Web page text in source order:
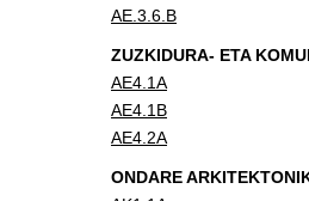
AE.3.6.B
ZUZKIDURA- ETA
AE4.1A
AE4.1B
AE4.2A
ONDARE